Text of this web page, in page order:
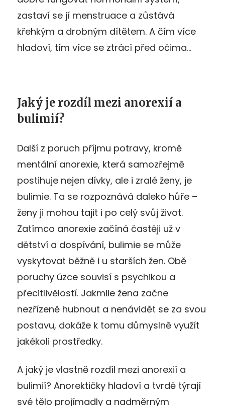
zastaví se jí menstruace a zůstává
křehkým a drobným dítětem. A čím více
hladoví, tím více se ztrácí před očima…
Jaký je rozdíl mezi anorexií a
bulimií?
Další z poruch příjmu potravy, kromě
mentální anorexie, která samozřejmě
postihuje nejen dívky, ale i zralé ženy, je
bulimie. Ta se rozpoznává daleko hůře –
ženy ji mohou tajit i po celý svůj život.
Zatímco anorexie začíná častěji už v
dětství a dospívání, bulimie se může
vyskytovat běžně i u starších žen. Obě
poruchy úzce souvisí s psychikou a
přecitlivělostí. Jakmile žena začne
nezřízeně hubnout a nenávidět se za svou
postavu, dokáže k tomu důmyslně využít
jakékoli prostředky.
A jaký je vlastně rozdíl mezi anorexií a
bulimií? Anorektičky hladoví a tvrdě týrají
své tělo projímadly a nadměrným